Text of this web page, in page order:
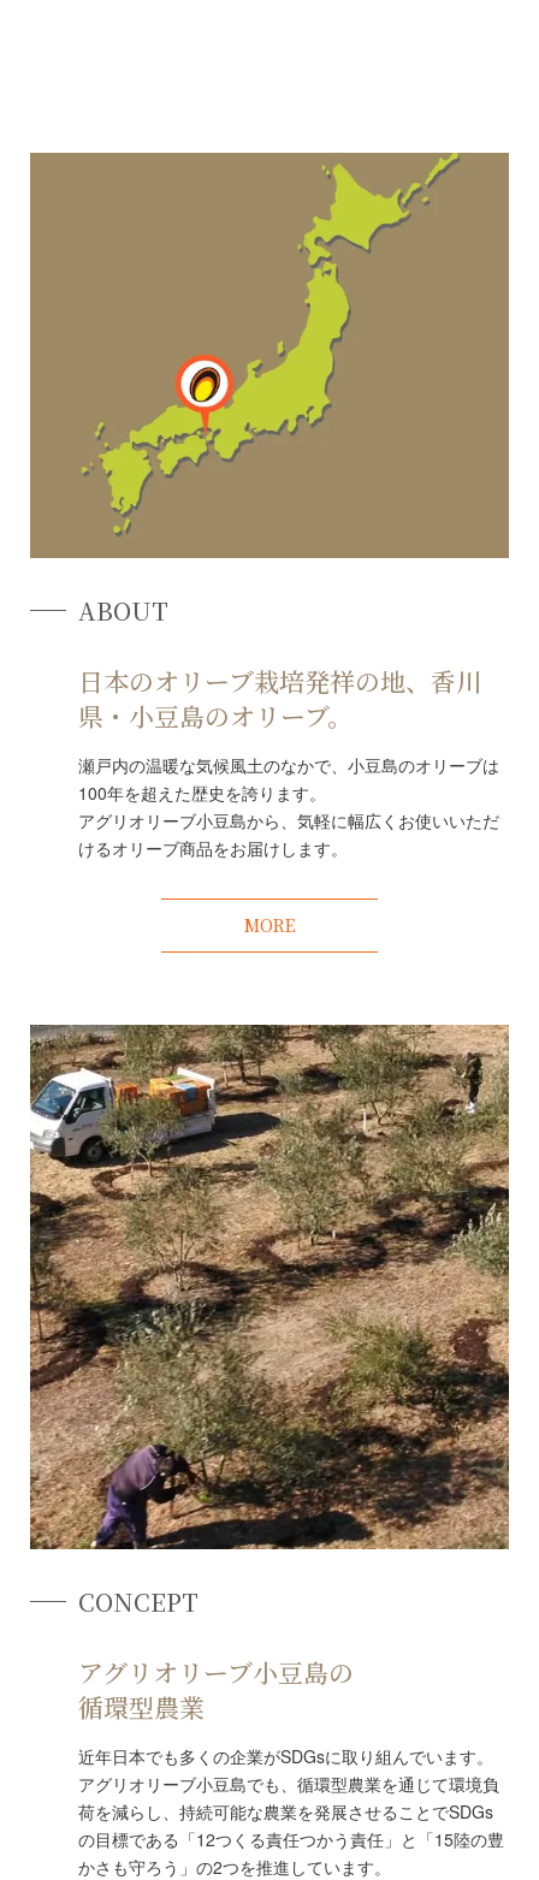
ABOUT
日本のオリーブ栽培発祥の地、香川
県・小豆島のオリーブ。
瀬戸内の温暖な気候風土のなかで、小豆島のオリーブは
100年を超えた歴史を誇ります。
アグリオリーブ小豆島から、気軽に幅広くお使いいただ
けるオリーブ商品をお届けします。
MORE
CONCEPT
アグリオリーブ小豆島の
循環型農業
近年日本でも多くの企業がSDGsに取り組んでいます。
アグリオリーブ小豆島でも、循環型農業を通じて環境負
荷を減らし、持続可能な農業を発展させることでSDGs
の目標である「12つくる責任つかう責任」と「15陸の豊
かさも守ろう」の2つを推進しています。